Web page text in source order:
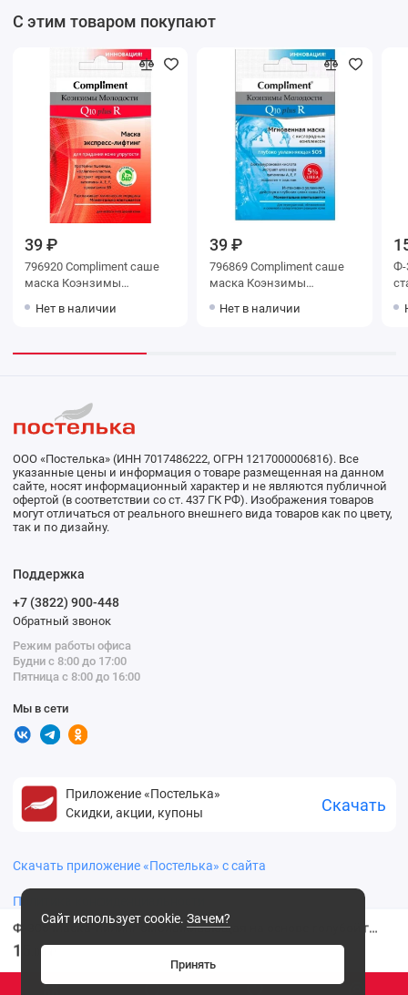
Ф-306 Маска-пилинг омолаживающая на основе голубой глины
15 .00 ₽
С этим товаром покупают
39 ₽
796920 Compliment саше
маска Коэнзимы
Экспресс-лифтинг для
Нет в наличии
39 ₽
796869 Compliment саше
маска Коэнзимы
Мгновен.с
Нет в наличии
Ф-
Сайт использует cookie. Зачем?
Принять
ООО «Постелька» (ИНН 7017486222, ОГРН 1217000006816). Все
указанные цены и информация о товаре размещенная на данном
сайте, носят информационный характер и не являются публичной
офертой (в соответствии со ст. 437 ГК РФ). Изображения товаров
могут отличаться от реального внешнего вида товаров как по цвету,
так и по дизайну.
Поддержка
+7 (3822) 900-448
Обратный звонок
Режим работы офиса
Будни с 8:00 до 17:00
Пятница с 8:00 до 16:00
Мы в сети
Приложение «Постелька»
Скидки, акции, купоны
Скачать
Скачать приложение «Постелька» с сайта
Политика конфиденциальности